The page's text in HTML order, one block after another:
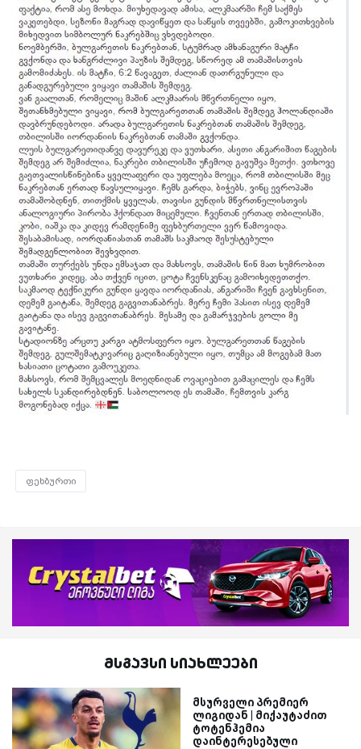
ფეხბურთი
მსგავსი სიახლეები
მსურველი პრემიერ
ლიგიდან | მიქაუტაძით
ტოტენჰემია
დაინტერესებული